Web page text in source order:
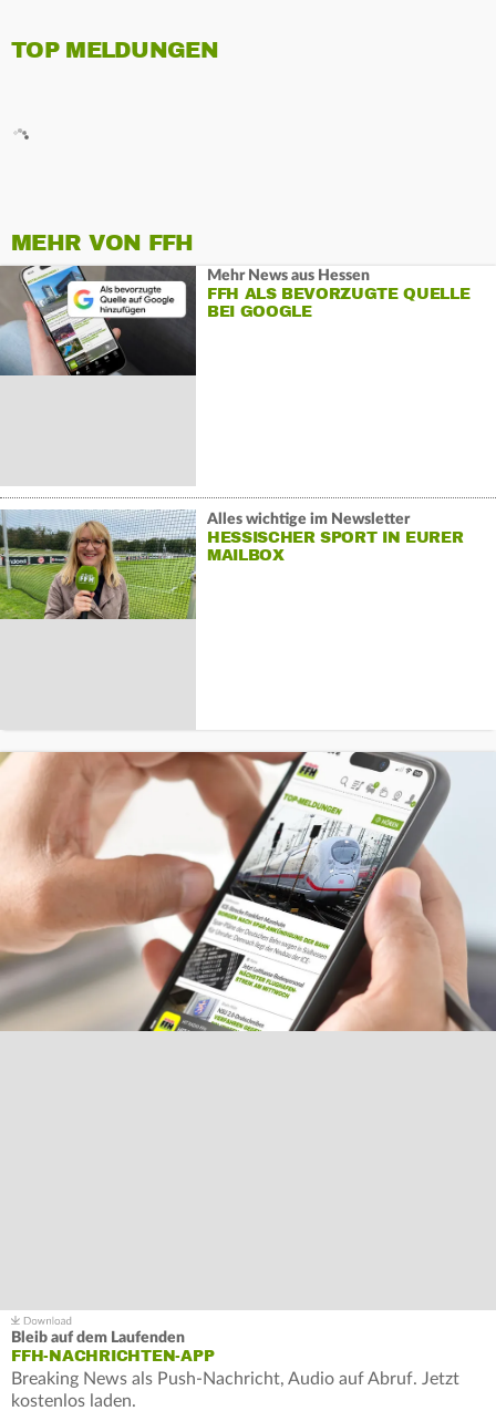
TOP MELDUNGEN
MEHR VON FFH
Mehr News aus Hessen
FFH ALS BEVORZUGTE QUELLE
BEI GOOGLE
Alles wichtige im Newsletter
HESSISCHER SPORT IN EURER
MAILBOX
Bleib auf dem Laufenden
FFH-NACHRICHTEN-APP
Breaking News als Push-Nachricht, Audio auf Abruf. Jetzt
kostenlos laden.